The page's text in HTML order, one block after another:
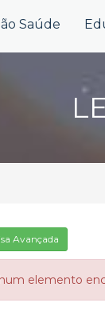
Saúde
Avançada
elemento